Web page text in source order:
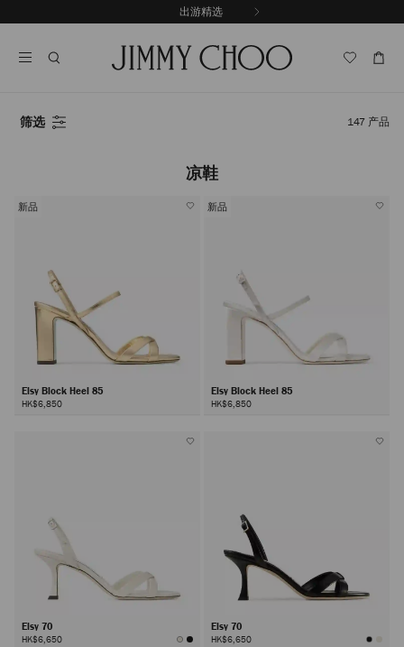
至
出游精选
筛选 147 产品
凉鞋
新品
Elsy Block Heel 85
HK$6,850
新品
Elsy Block Heel 85
HK$6,850
Elsy 70
HK$6,650
Elsy 70
HK$6,650